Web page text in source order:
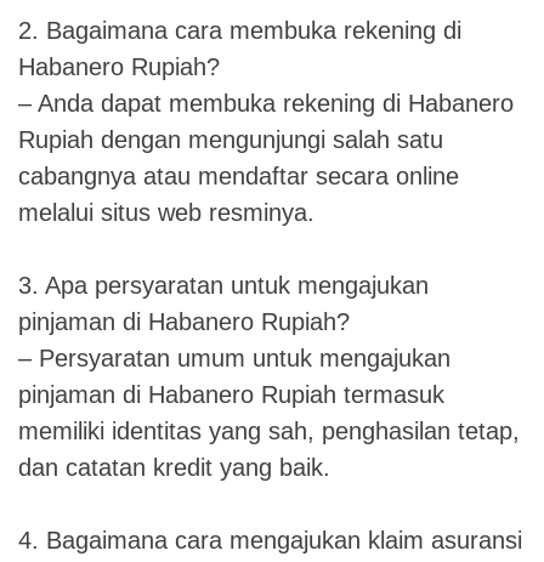
2. Bagaimana cara membuka rekening di
Habanero Rupiah?
– Anda dapat membuka rekening di Habanero
Rupiah dengan mengunjungi salah satu
cabangnya atau mendaftar secara online
melalui situs web resminya.
3. Apa persyaratan untuk mengajukan
pinjaman di Habanero Rupiah?
– Persyaratan umum untuk mengajukan
pinjaman di Habanero Rupiah termasuk
memiliki identitas yang sah, penghasilan tetap,
dan catatan kredit yang baik.
4. Bagaimana cara mengajukan klaim asuransi